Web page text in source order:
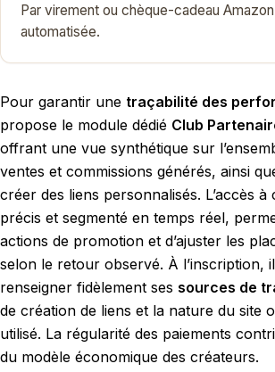
Par virement ou chèque-cadeau
automatisée.
Pour garantir une traçabilité des
propose le module dédié Club
offrant une vue synthétique sur
ventes et commissions générés, ainsi
créer des liens personnalisés. L’accès à
précis et segmenté en temps réel,
actions de promotion et d’ajuster les
selon le retour observé. À l’inscription,
renseigner fidèlement ses sources de
de création de liens et la nature du site
utilisé. La régularité des paiements
du modèle économique des créateurs.